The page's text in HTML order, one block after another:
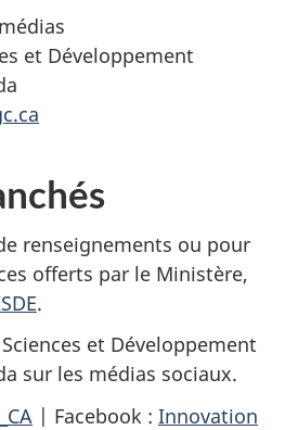
et Développement
renseignements ou pour
offerts par le Ministère,
.
et Développement
sur les médias sociaux.
| Facebook : Innovation